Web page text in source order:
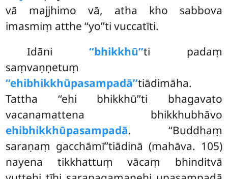
vā majjhimo vā, atha kho sabbova
imasmiṃ atthe ‘‘yo’’ti vuccatīti.
Idāni ‘‘bhikkhū’’ti padaṃ
saṃvaṇṇetuṃ
‘‘ehibhikkhūpasampadā’’tiādimāha.
Tattha ‘‘ehi bhikkhū’’ti bhagavato
vacanamattena bhikkhubhāvo
ehibhikkhūpasampadā. ‘‘Buddhaṃ
saraṇaṃ gacchāmī’’tiādinā (mahāva. 105)
nayena tikkhattuṃ vācaṃ bhinditvā